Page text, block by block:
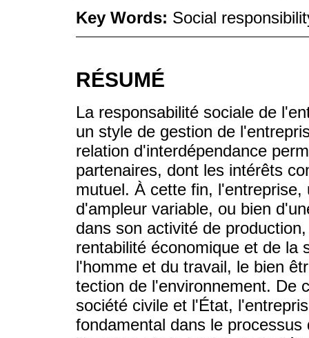
Key Words: Social
RÉSUMÉ
La responsabilité sociale de
un style de gestion de
relation d'interdépendance
partenaires, dont les intérêts
mutuel. À cette fin,
d'ampleur variable, ou bien
dans son activité de
rentabilité économique et de la
l'homme et du travail, le bien
tection de l'environnement. De
société civile et l'État,
fondamental dans le